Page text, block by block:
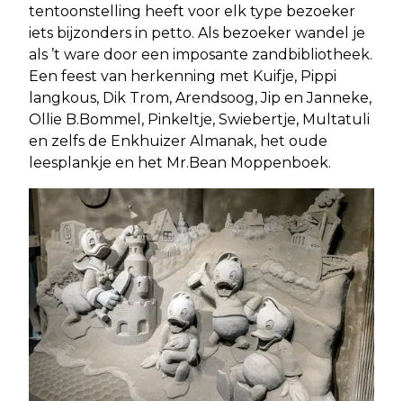
tentoonstelling heeft voor elk type bezoeker
iets bijzonders in petto. Als bezoeker wandel je
als ’t ware door een imposante zandbibliotheek.
Een feest van herkenning met Kuifje, Pippi
langkous, Dik Trom, Arendsoog, Jip en Janneke,
Ollie B.Bommel, Pinkeltje, Swiebertje, Multatuli
en zelfs de Enkhuizer Almanak, het oude
leesplankje en het Mr.Bean Moppenboek.